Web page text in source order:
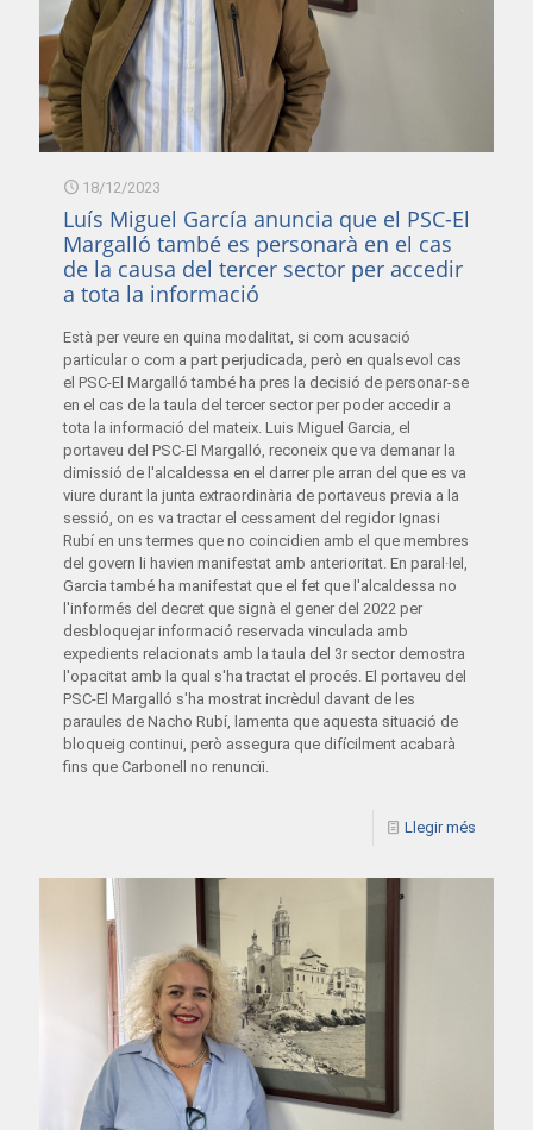
18/12/2023
Luís Miguel García anuncia que el PSC-El
Margalló també es personarà en el cas
de la causa del tercer sector per accedir
a tota la informació
Està per veure en quina modalitat, si com acusació
particular o com a part perjudicada, però en qualsevol cas
el PSC-El Margalló també ha pres la decisió de personar-se
en el cas de la taula del tercer sector per poder accedir a
tota la informació del mateix. Luis Miguel Garcia, el
portaveu del PSC-El Margalló, reconeix que va demanar la
dimissió de l'alcaldessa en el darrer ple arran del que es va
viure durant la junta extraordinària de portaveus previa a la
sessió, on es va tractar el cessament del regidor Ignasi
Rubí en uns termes que no coincidien amb el que membres
del govern li havien manifestat amb anterioritat. En paral·lel,
Garcia també ha manifestat que el fet que l'alcaldessa no
l'informés del decret que signà el gener del 2022 per
desbloquejar informació reservada vinculada amb
expedients relacionats amb la taula del 3r sector demostra
l'opacitat amb la qual s'ha tractat el procés. El portaveu del
PSC-El Margalló s'ha mostrat incrèdul davant de les
paraules de Nacho Rubí, lamenta que aquesta situació de
bloqueig continui, però assegura que difícilment acabarà
fins que Carbonell no renuncïi.
Llegir més